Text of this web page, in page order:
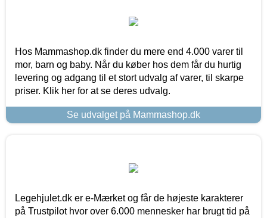
Hos Mammashop.dk finder du mere end 4.000 varer til
mor, barn og baby. Når du køber hos dem får du hurtig
levering og adgang til et stort udvalg af varer, til skarpe
priser. Klik her for at se deres udvalg.
Se udvalget på Mammashop.dk
Legehjulet.dk er e-Mærket og får de højeste karakterer
på Trustpilot hvor over 6.000 mennesker har brugt tid på